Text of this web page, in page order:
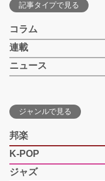
記事タイプで見る
コラム
連載
ニュース
ジャンルで見る
邦楽
K-POP
ジャズ